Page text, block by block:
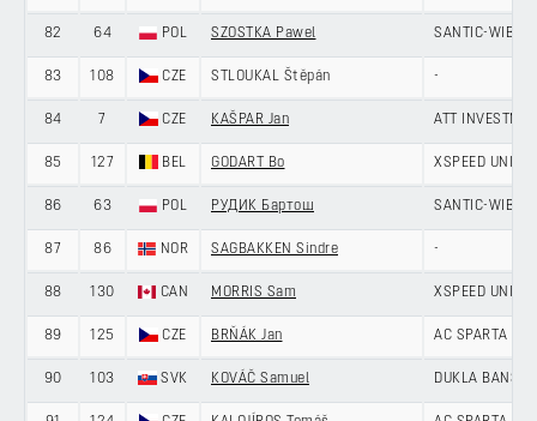
82 64 POL SZOSTKA Pawel SANTIC-
83 108 CZE STLOUKAL Štěpán -
84 7 CZE KAŠPAR Jan ATT
85 127 BEL GODART Bo XSPEED
86 63 POL РУДИК Бартош SANTIC-
87 86 NOR SAGBAKKEN Sindre -
88 130 CAN MORRIS Sam XSPEED
89 125 CZE BRŇÁK Jan AC SPARTA
90 103 SVK KOVÁČ Samuel DUKLA